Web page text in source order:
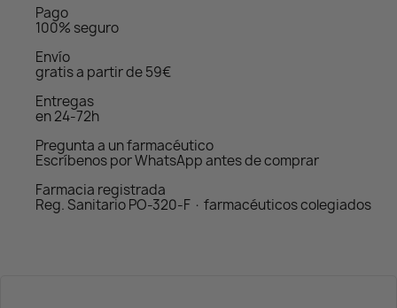
Pago
100% seguro
Envío
gratis a partir de 59€
Entregas
en 24-72h
Pregunta a un farmacéutico
Escríbenos por WhatsApp antes de comprar
Farmacia registrada
Reg. Sanitario PO-320-F · farmacéuticos colegiados